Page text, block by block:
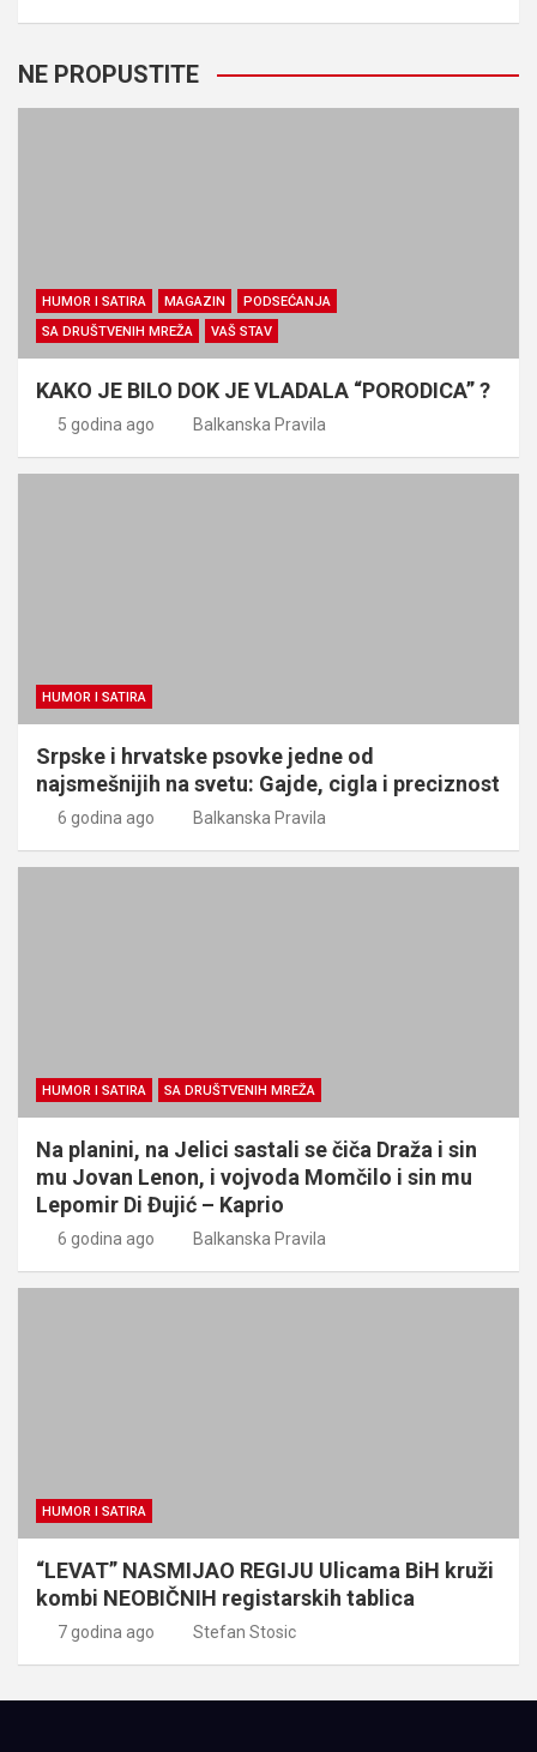
NE PROPUSTITE
HUMOR I SATIRA MAGAZIN
PODSEĆANJA
SA DRUŠTVENIH MREŽA
VAŠ STAV
KAKO JE BILO DOK JE VLADALA “PORODICA” ?
5 godina ago Balkanska Pravila
HUMOR I SATIRA
Srpske i hrvatske psovke jedne od
najsmešnijih na svetu: Gajde, cigla i preciznost
6 godina ago Balkanska Pravila
HUMOR I SATIRA SA DRUŠTVENIH MREŽA
Na planini, na Jelici sastali se čiča Draža i sin
mu Jovan Lenon, i vojvoda Momčilo i sin mu
Lepomir Di Đujić – Kaprio
6 godina ago Balkanska Pravila
HUMOR I SATIRA
“LEVAT” NASMIJAO REGIJU Ulicama BiH kruži
kombi NEOBIČNIH registarskih tablica
7 godina ago Stefan Stosic